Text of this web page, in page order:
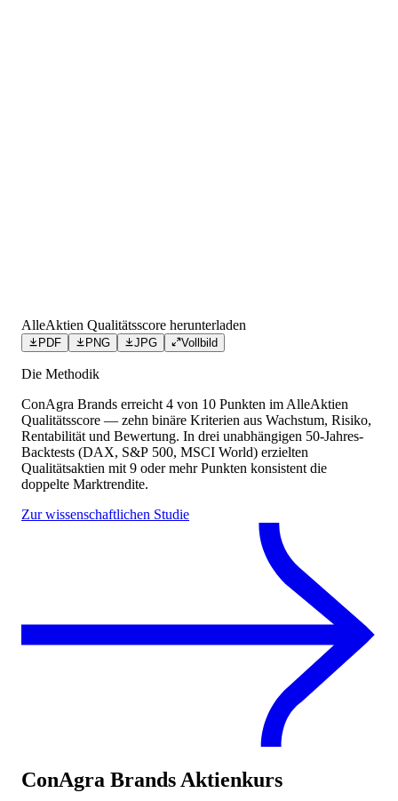
AlleAktien Qualitätsscore herunterladen
PDF PNG JPG Vollbild
Die Methodik
ConAgra Brands erreicht 4 von 10 Punkten im AlleAktien
Qualitätsscore — zehn binäre Kriterien aus Wachstum, Risiko,
Rentabilität und Bewertung. In drei unabhängigen 50-Jahres-
Backtests (DAX, S&P 500, MSCI World) erzielten
Qualitätsaktien mit 9 oder mehr Punkten konsistent die
doppelte Marktrendite.
Zur wissenschaftlichen Studie
ConAgra Brands Aktienkurs